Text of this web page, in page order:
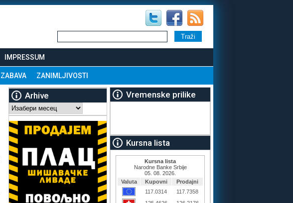
IMPRESSUM
ZABAVA ZANIMLJIVOSTI
Arhive
Arhive
Vremenske prilike
Kursna lista